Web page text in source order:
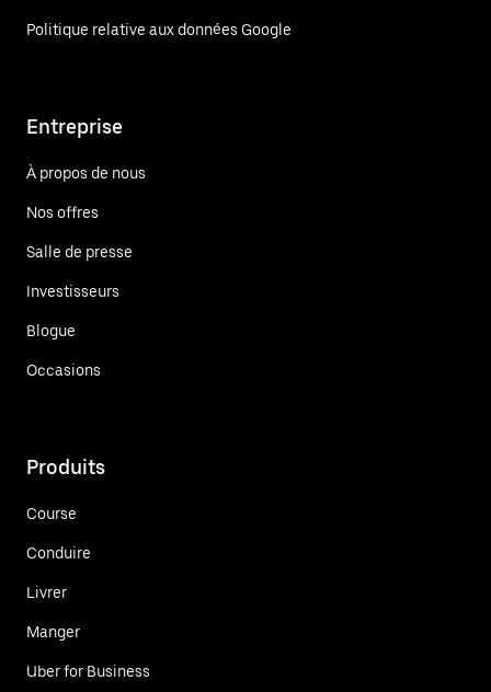
Politique relative aux données Google
Entreprise
À propos de nous
Nos offres
Salle de presse
Investisseurs
Blogue
Occasions
Produits
Course
Conduire
Livrer
Manger
Uber for Business